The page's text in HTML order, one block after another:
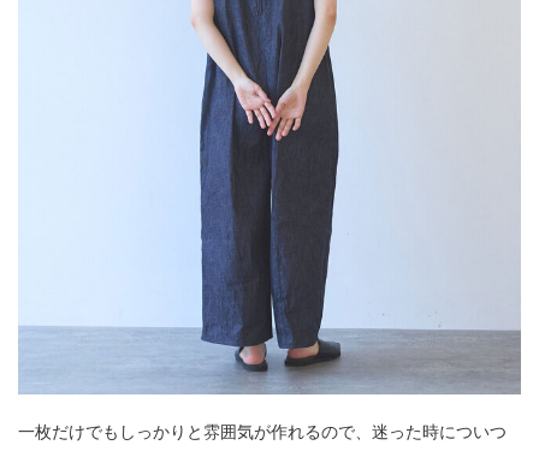
一枚だけでもしっかりと雰囲気が作れるので、迷った時についつ